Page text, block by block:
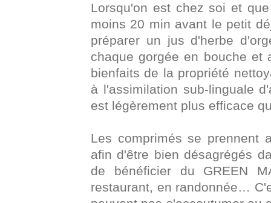
Lorsqu'on est chez soi et
moins 20 min avant le petit
préparer un jus d'herbe
chaque gorgée en bouche
bienfaits de la propriété
à l'assimilation sub-linguale
est légèrement plus efficace
Les comprimés se prennent
afin d'être bien désagrégés
de bénéficier du GREEN
restaurant, en randonnée…